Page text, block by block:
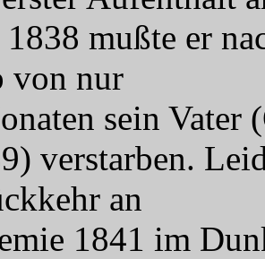
mußte er
von nur
sein
verstarben.
an
1841 im